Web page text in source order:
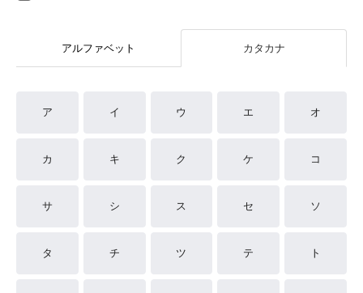
アルファベット カタカナ
ア イ ウ エ オ
カ キ ク ケ コ
サ シ ス セ ソ
タ チ ツ テ ト